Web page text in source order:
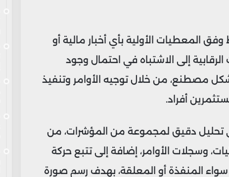
المعطيات الأولية بأي أخبار مالية أو
إلى الاشتباه في احتمال وجود
مصطنع، من خلال توجيه الأوامر وتنفيذ
أفراد.
تحليل دقيق لمجموعة من المؤشرات، من
وسجلات الأوامر، إضافة إلى تتبع حركة
سواء المنفذة أو المعلقة، بهدف رسم صورة